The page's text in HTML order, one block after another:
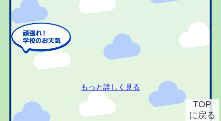
もっと詳しく見る
TOP
に戻る